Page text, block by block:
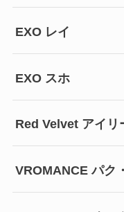
EXO レイ
EXO スホ
Red Velvet アイリ
VROMANCE パク